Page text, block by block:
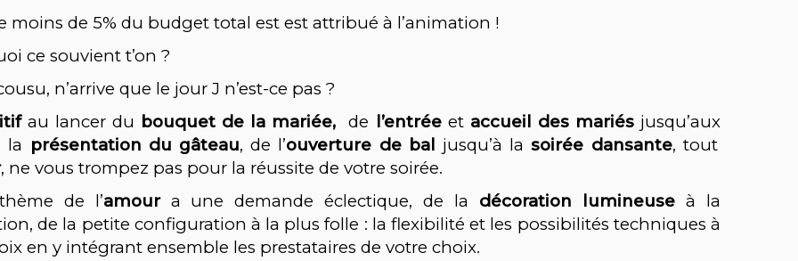
de 5% du budget total est est attribué à l’animation !
ce souvient t’on ?
n’arrive que le jour J n’est-ce pas ?
au lancer du bouquet de la mariée, de l’entréeet accueil des mariés jusqu’aux
la présentation du gâteau, de l’ouverture de bal jusqu’à lasoirée dansante, tout
, ne vous trompez pas pour la réussite de votre soirée.
de l’amoura une demande éclectique, de la décoration lumineuse à la
de la petite configuration à la plus folle : la flexibilité et les possibilités techniques à
en y intégrant ensemble les prestataires de votre choix.